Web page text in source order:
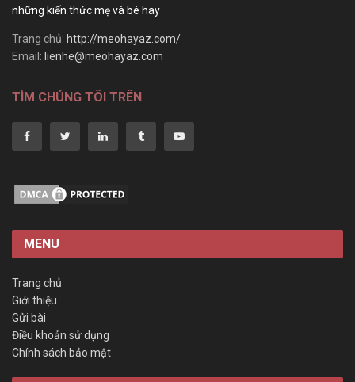
những kiến thức mẹ và bé hay
Trang chủ: http://meohayaz.com/
Email: lienhe@meohayaz.com
TÌM CHÚNG TÔI TRÊN
MENU
Trang chủ
Giới thiệu
Gửi bài
Điều khoản sử dụng
Chính sách bảo mật